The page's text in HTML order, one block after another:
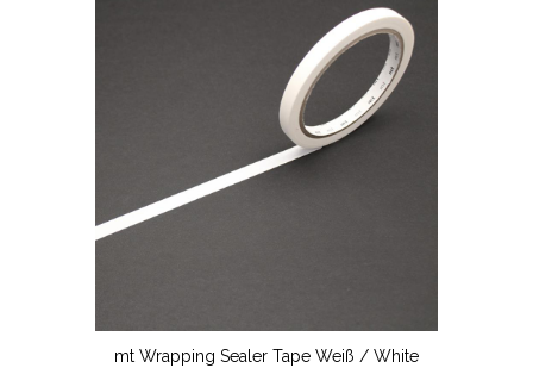
mt Wrapping Sealer Tape Weiß / White